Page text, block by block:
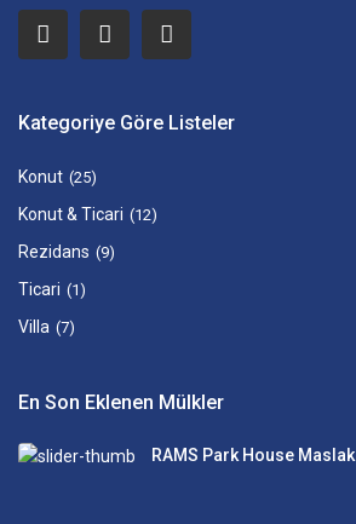
Kategoriye Göre Listeler
Konut (25)
Konut & Ticari (12)
Rezidans (9)
Ticari (1)
Villa (7)
En Son Eklenen Mülkler
RAMS Park House Maslak